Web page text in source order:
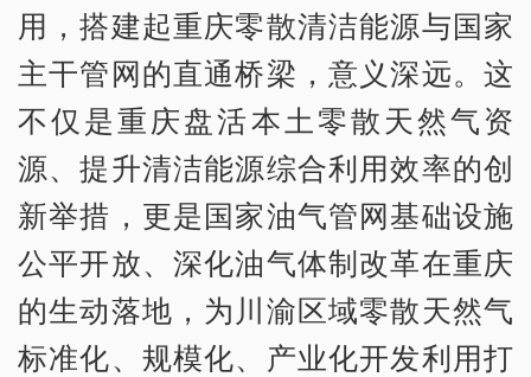
用，搭建起重庆零散清洁能源与国家
主干管网的直通桥梁，意义深远。这
不仅是重庆盘活本土零散天然气资
源、提升清洁能源综合利用效率的创
新举措，更是国家油气管网基础设施
公平开放、深化油气体制改革在重庆
的生动落地，为川渝区域零散天然气
标准化、规模化、产业化开发利用打